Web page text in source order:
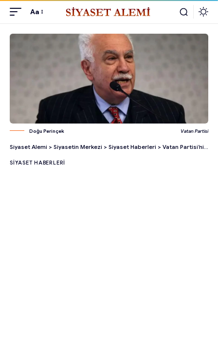
Aa
Doğu Perinçek Vatan Partisi
Siyaset Alemi > Siyasetin Merkezi > Siyaset Haberleri > Vatan Partisi’nin Cumhurbaşkanı Adayı Doğu Perinçek!
SIYASET HABERLERI